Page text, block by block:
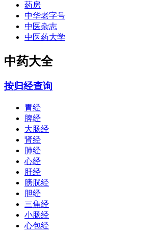
药房
中华老字号
中医杂志
中医药大学
中药大全
按归经查询
胃经
脾经
大肠经
肾经
肺经
心经
肝经
膀胱经
胆经
三焦经
小肠经
心包经